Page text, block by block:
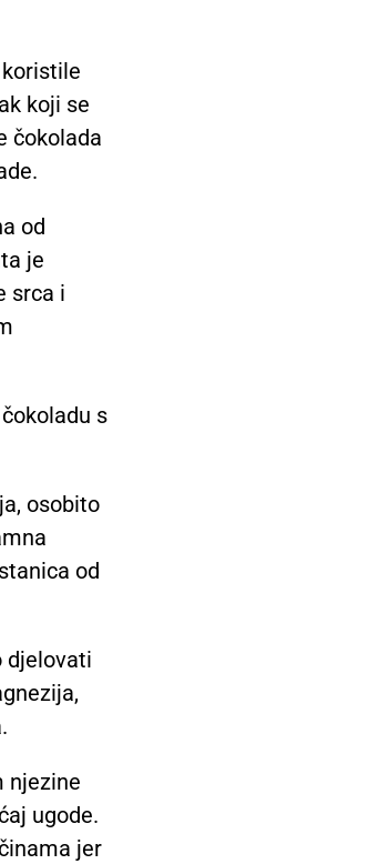
koji se
čokolada
od
je
srca i
s
osobito
od
djelovati
njezine
ugode.
jer